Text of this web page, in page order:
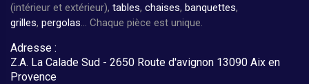
(intérieur et extérieur), tables, chaises, banquettes,
grilles, pergolas ... Chaque pièce est unique.
Adresse :
Z.A. La Calade Sud - 2650 Route d'avignon 13090 Aix en
Provence